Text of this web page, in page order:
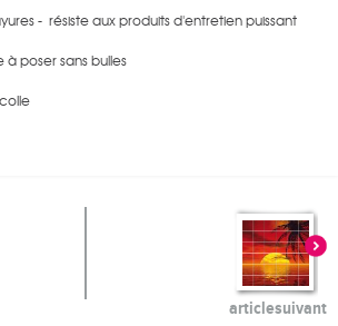
- résiste aux produits d'entretien puissant
à poser sans bulles
articlesuivant